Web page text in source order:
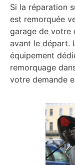
Si la réparation
est remorquée
garage de votre
avant le départ.
équipement
remorquage
votre demande